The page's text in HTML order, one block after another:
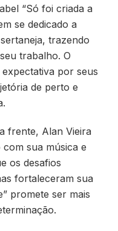
“Só foi criada a
se dedicado a
trazendo
trabalho. O
por seus
de perto e
frente, Alan Vieira
sua música e
os desafios
fortaleceram sua
promete ser mais